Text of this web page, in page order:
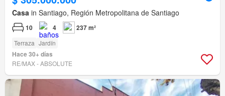
Casa in Santiago, Región Metropolitana de Santiago
10 4 237 m²
Terraza Jardín
Hace 30+ días
RE/MAX - ABSOLUTE